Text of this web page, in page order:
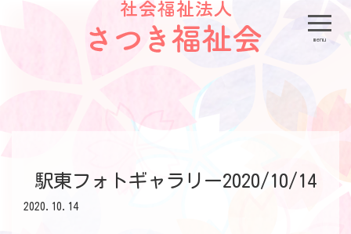
menu
駅東フォトギャラリー2020/10/14
2020.10.14